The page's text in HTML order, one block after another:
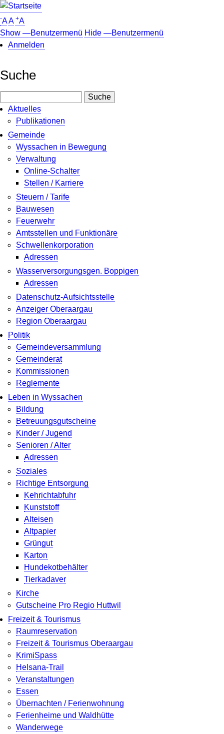
Direkt
zum
Inhalt
-AA +A
Benutzermenü
Show —Benutzermenü Hide —Benutzermenü
Anmelden
Suche
Aktuelles
Publikationen
Gemeinde
Wyssachen in Bewegung
Verwaltung
Online-Schalter
Stellen / Karriere
Steuern / Tarife
Bauwesen
Feuerwehr
Amtsstellen und Funktionäre
Schwellenkorporation
Adressen
Wasserversorgungsgen. Boppigen
Adressen
Datenschutz-Aufsichtsstelle
Anzeiger Oberaargau
Region Oberaargau
Politik
Gemeindeversammlung
Gemeinderat
Kommissionen
Reglemente
Leben in Wyssachen
Bildung
Betreuungsgutscheine
Kinder / Jugend
Senioren / Alter
Adressen
Soziales
Richtige Entsorgung
Kehrichtabfuhr
Kunststoff
Alteisen
Altpapier
Grüngut
Karton
Hundekotbehälter
Tierkadaver
Kirche
Gutscheine Pro Regio Huttwil
Freizeit & Tourismus
Raumreservation
Freizeit & Tourismus Oberaargau
KrimiSpass
Helsana-Trail
Veranstaltungen
Essen
Übernachten / Ferienwohnung
Ferienheime und Waldhütte
Wanderwege